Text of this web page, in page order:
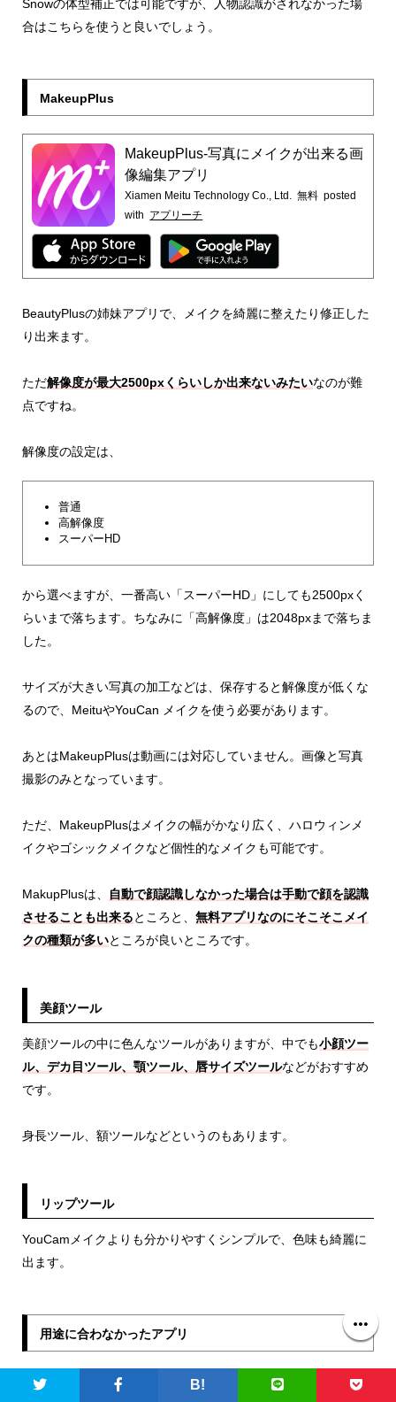
Snowの体型補正では可能ですが、人物認識がされなかった場
合はこちらを使うと良いでしょう。
MakeupPlus
MakeupPlus-写真にメイクが出来る画
像編集アプリ
Xiamen Meitu Technology Co., Ltd. 無料 posted
with アプリーチ
BeautyPlusの姉妹アプリで、メイクを綺麗に整えたり修正した
り出来ます。
ただ解像度が最大2500pxくらいしか出来ないみたいなのが難
点ですね。
解像度の設定は、
普通
高解像度
スーパーHD
から選べますが、一番高い「スーパーHD」にしても2500pxく
らいまで落ちます。ちなみに「高解像度」は2048pxまで落ちま
した。
サイズが大きい写真の加工などは、保存すると解像度が低くな
るので、MeituやYouCan メイクを使う必要があります。
あとはMakeupPlusは動画には対応していません。画像と写真
撮影のみとなっています。
ただ、MakeupPlusはメイクの幅がかなり広く、ハロウィンメ
イクやゴシックメイクなど個性的なメイクも可能です。
MakupPlusは、 自動で顔認識しなかった場合は手動で顔を認識
させることも出来るところと、 無料アプリなのにそこそこメイ
クの種類が多いところが良いところです。
美顔ツール
美顔ツールの中に色んなツールがありますが、中でも小顔ツー
ル、デカ目ツール、顎ツール、唇サイズツールなどがおすすめ
です。
身長ツール、額ツールなどというのもあります。
リップツール
YouCamメイクよりも分かりやすくシンプルで、色味も綺麗に
出ます。
用途に合わなかったアプリ
Ulike B!